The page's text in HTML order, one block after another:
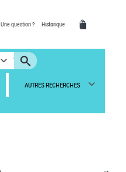
Une question ? Historique
AUTRES RECHERCHES